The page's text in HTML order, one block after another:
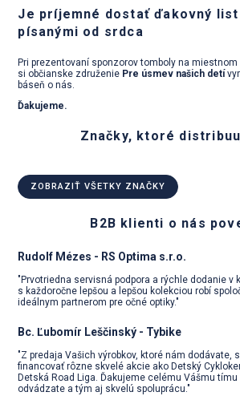
Je príjemné dostať ďakovný
písanými od srdca
Pri prezentovaní sponzorov tomboly na
si občianske združenie Pre úsmev našich detí
báseň o nás.
Ďakujeme.
Značky, ktoré
ZOBRAZIŤ VŠETKY ZNAČKY
B2B klienti o nás
Rudolf Mézes - RS Optima s.r.o.
"Prvotriedna servisná podpora a rýchle dodanie v
s každoročne lepšou a lepšou kolekciou robí
ideálnym partnerom pre očné optiky."
Bc. Ľubomír Leščinský - Tybike
"Z predaja Vašich výrobkov, ktoré nám dodávate,
financovať rôzne skvelé akcie ako Detský
Detská Road Liga. Ďakujeme celému Vášmu
odvádzate a tým aj skvelú spoluprácu."